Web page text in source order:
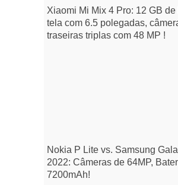
Xiaomi Mi Mix 4 Pro: 12 GB de
tela com 6.5 polegadas,
traseiras triplas com 48 MP !
Nokia P Lite vs. Samsung
2022: Câmeras de 64MP,
7200mAh!